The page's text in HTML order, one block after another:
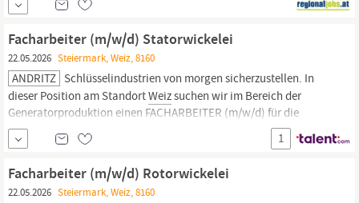
Schlosser, KFZ-Techniker,
Grundkenntnisse der Zusammenhänge mit elektrischen
Installationen an MaschinenBereitschaft zur Arbeit...
Facharbeiter (m/w/d) Statorwickelei
22.05.2026 Steiermark, Weiz, 8160
ANDRITZ Schlüsselindustrien von morgen sicherzustellen. In
dieser Position am StandortWeizsuchen wir im Bereich der
Generatorproduktion einen FACHARBEITER (m/w/d) für die
Statorwickelei auf Vollzeitbasis. IHR PROFIL Abgeschlossene
Ausbildung in einem handwerklichen Beruf (Lehre alsTischler,
Zimmerer, Mechaniker, Elektriker, KFZ-Techniker, o...
1
Facharbeiter (m/w/d) Rotorwickelei
22.05.2026 Steiermark, Weiz, 8160